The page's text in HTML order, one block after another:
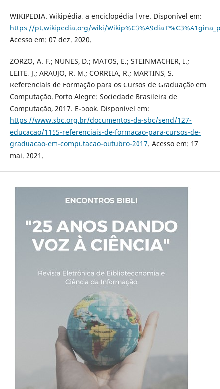
WIKIPEDIA. Wikipédia, a enciclopédia livre. Disponível em:
https://pt.wikipedia.org/wiki/
Acesso em: 07 dez. 2020.
ZORZO, A. F.; NUNES, D.; MATOS, E.; STEINMACHER, I.;
LEITE, J.; ARAUJO, R. M.; CORREIA, R.; MARTINS, S.
Referenciais de Formação para os Cursos de Graduação em
Computação. Porto Alegre: Sociedade Brasileira de
Computação, 2017. E-book. Disponível em:
https://www.sbc.org.br/documentos-da-sbc/send/127-
educacao/1155-referenciais-de-formacao-para-cursos-de-
graduacao-em-computacao-outubro-2017. Acesso em: 17
mai. 2021.